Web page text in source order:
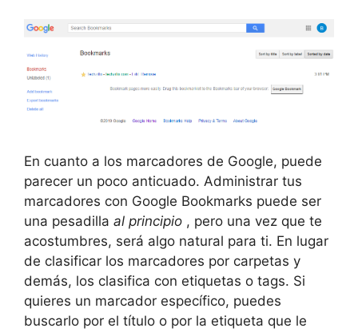
En cuanto a los marcadores de Google, puede
parecer un poco anticuado. Administrar tus
marcadores con Google Bookmarks puede ser
una pesadilla al principio , pero una vez que te
acostumbres, será algo natural para ti. En lugar
de clasificar los marcadores por carpetas y
demás, los clasifica con etiquetas o tags. Si
quieres un marcador específico, puedes
buscarlo por el título o por la etiqueta que le